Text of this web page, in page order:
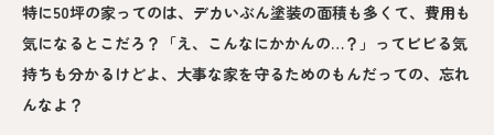
特に50坪の家ってのは、デカいぶん塗装の面積も多くて、費用も
気になるとこだろ？「え、こんなにかかんの…？」ってビビる気
持ちも分かるけどよ、大事な家を守るためのもんだっての、忘れ
んなよ？